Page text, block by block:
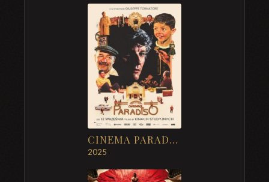
CINEMA PARADISO
2025